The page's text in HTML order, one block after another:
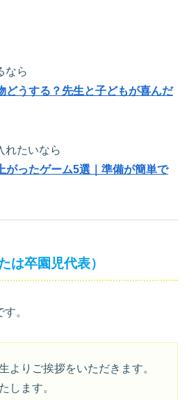
なら
どうする？先生と子どもが喜んだ
れたいなら
がったゲーム5選｜準備が簡単で
は卒園児代表）
。
よりご挨拶をいただきます。
します。